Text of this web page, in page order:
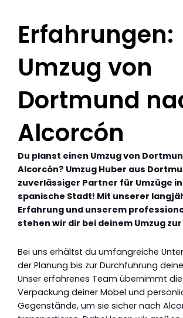
Erfahrungen:
Umzug von
Dortmund
Alcorcón
Du planst einen Umzug von
Alcorcón? Umzug Huber aus
zuverlässiger Partner für Umzüge
spanische Stadt! Mit unserer
Erfahrung und unserem
stehen wir dir bei deinem Umzug
Bei uns erhältst du umfangreiche
der Planung bis zur Durchführung
Unser erfahrenes Team übernimmt
Verpackung deiner Möbel und
Gegenstände, um sie sicher nach